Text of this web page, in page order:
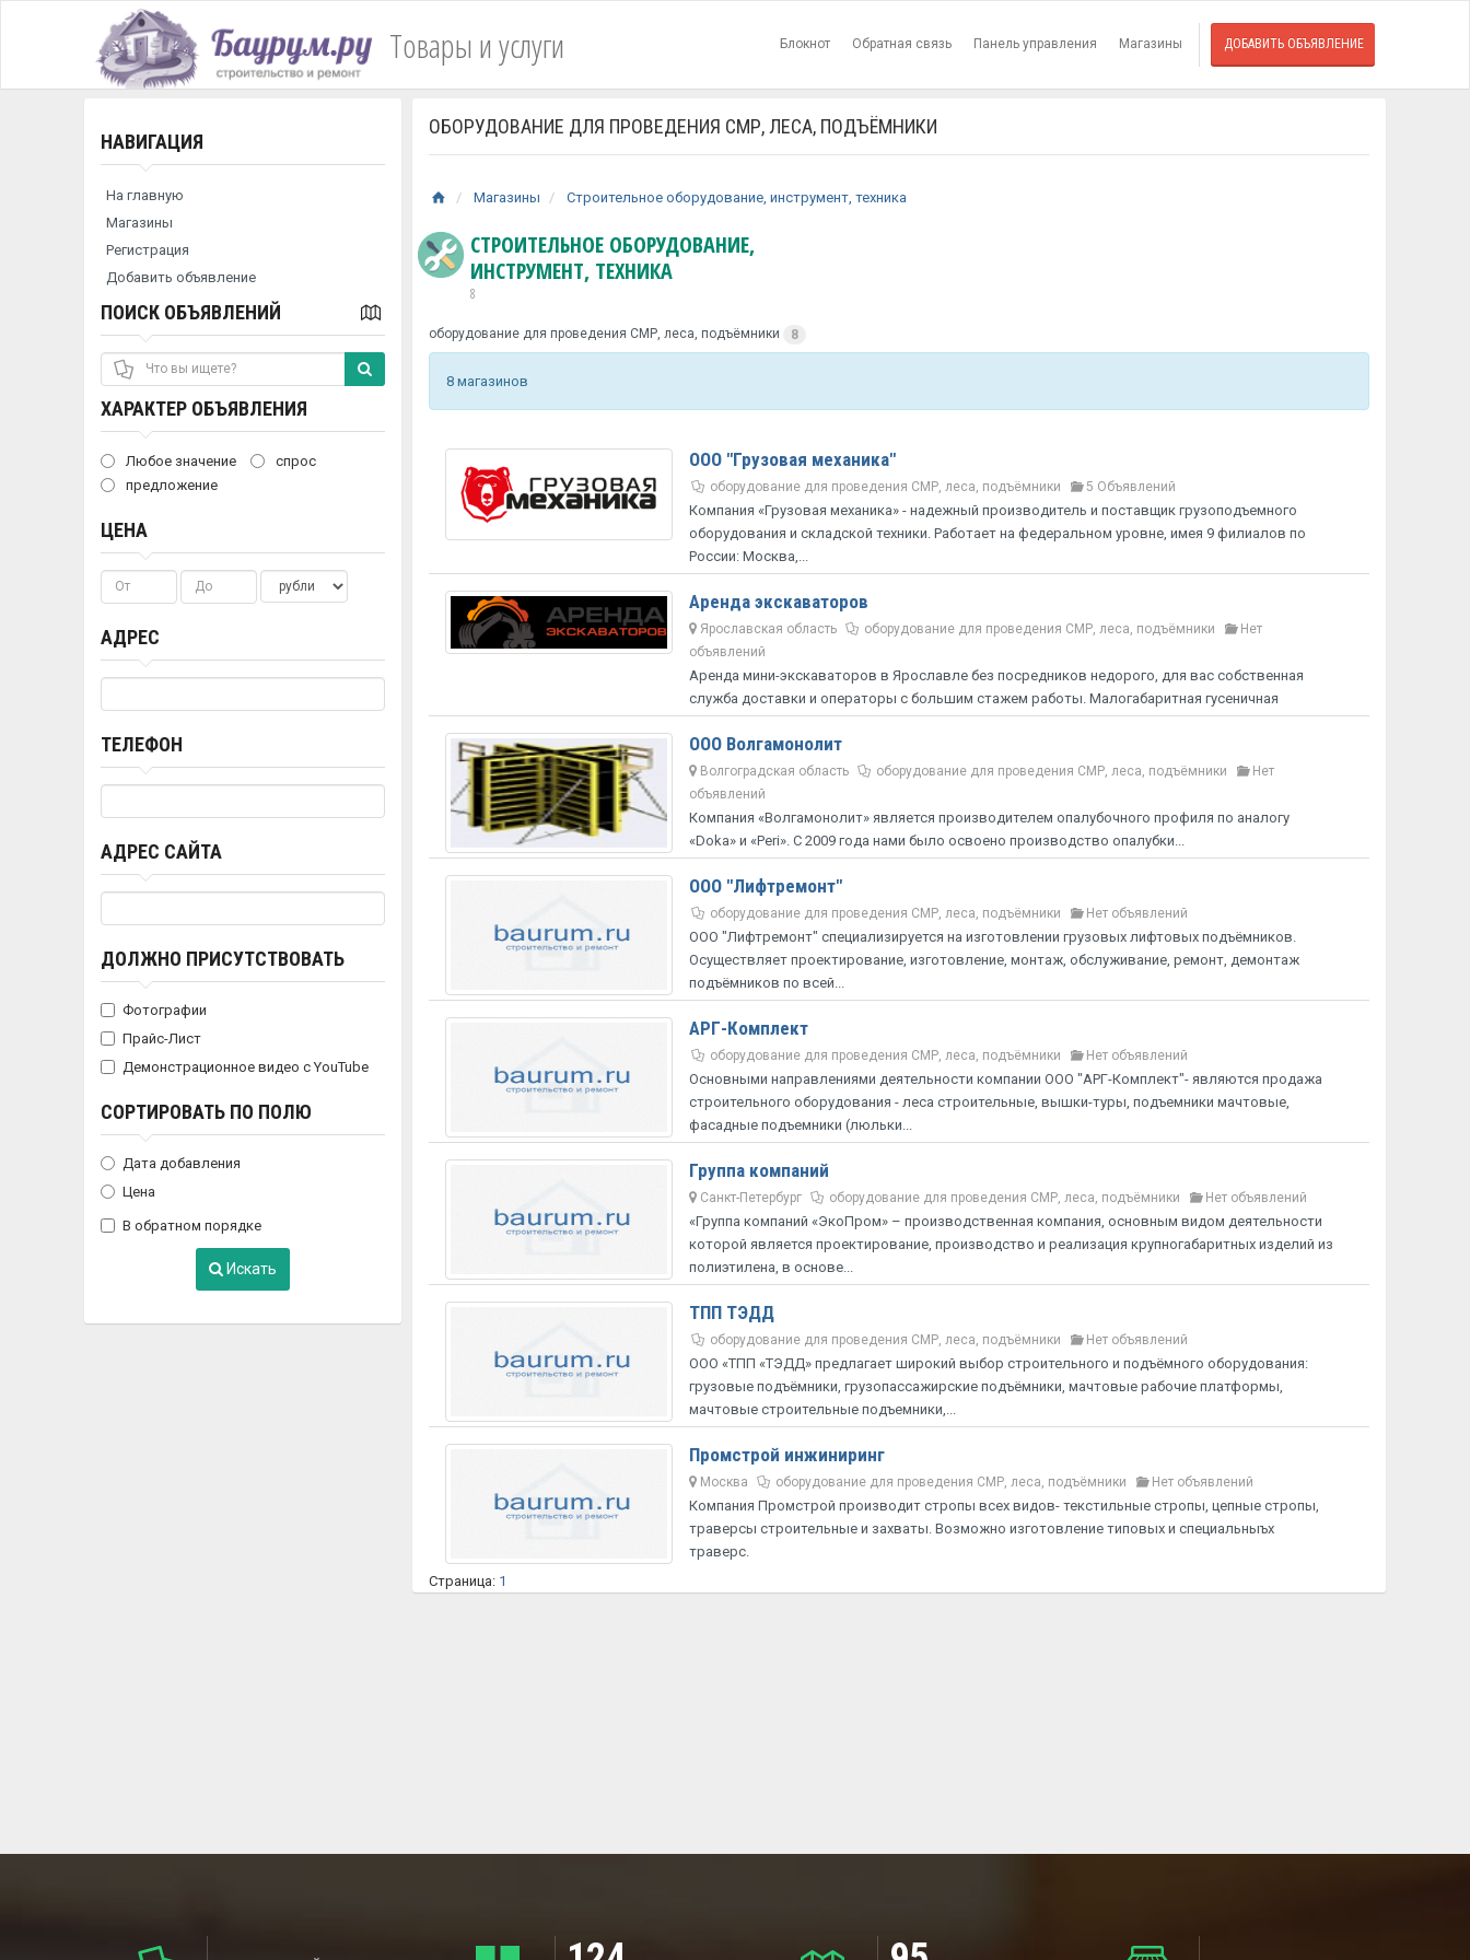
Товары и услуги Блокнот Обратная связь Панель управления Магазины ДОБАВИТЬ ОБЪЯВЛЕНИЕ
НАВИГАЦИЯ
На главную
Магазины
Регистрация
Добавить объявление
ПОИСК ОБЪЯВЛЕНИЙ
ХАРАКТЕР ОБЪЯВЛЕНИЯ
Любое значение
спрос
предложение
ЦЕНА
АДРЕС
ТЕЛЕФОН
АДРЕС САЙТА
ДОЛЖНО ПРИСУТСТВОВАТЬ
Фотографии
Прайс-Лист
Демонстрационное видео с YouTube
СОРТИРОВАТЬ ПО ПОЛЮ
Дата добавления
Цена
В обратном порядке
Искать
ОБОРУДОВАНИЕ ДЛЯ ПРОВЕДЕНИЯ СМР, ЛЕСА, ПОДЪЁМНИКИ
Магазины Строительное оборудование, инструмент, техника
СТРОИТЕЛЬНОЕ ОБОРУДОВАНИЕ,
ИНСТРУМЕНТ, ТЕХНИКА
8
оборудование для проведения СМР, леса, подъёмники 8
8 магазинов
ООО "Грузовая механика"
оборудование для проведения СМР, леса, подъёмники 5 Объявлений
Компания «Грузовая механика» - надежный производитель и поставщик грузоподъемного
оборудования и складской техники. Работает на федеральном уровне, имея 9 филиалов по
России: Москва,...
Аренда экскаваторов
Ярославская область оборудование для проведения СМР, леса, подъёмники
Нет
объявлений
Аренда мини-экскаваторов в Ярославле без посредников недорого, для вас собственная
служба доставки и операторы с большим стажем работы. Малогабаритная гусеничная
спецтехника пользуется все большей...
ООО Волгамонолит
Волгоградская область оборудование для проведения СМР, леса, подъёмники
Нет
объявлений
Компания «Волгамонолит» является производителем опалубочного профиля по аналогу
«Doka» и «Peri». С 2009 года нами было освоено производство опалубки...
ООО "Лифтремонт"
оборудование для проведения СМР, леса, подъёмники Нет объявлений
ООО "Лифтремонт" специализируется на изготовлении грузовых лифтовых подъёмников.
Осуществляет проектирование, изготовление, монтаж, обслуживание, ремонт, демонтаж
подъёмников по всей...
АРГ-Комплект
оборудование для проведения СМР, леса, подъёмники Нет объявлений
Основными направлениями деятельности компании ООО "АРГ-Комплект"- являются продажа
строительного оборудования - леса строительные, вышки-туры, подъемники мачтовые,
фасадные подъемники (люльки...
Группа компаний
Санкт-Петербург оборудование для проведения СМР, леса, подъёмники Нет объявлений
«Группа компаний «ЭкоПром» – производственная компания, основным видом деятельности
которой является проектирование, производство и реализация крупногабаритных изделий из
полиэтилена, в основе...
ТПП ТЭДД
оборудование для проведения СМР, леса, подъёмники Нет объявлений
ООО «ТПП «ТЭДД» предлагает широкий выбор строительного и подъёмного оборудования:
грузовые подъёмники, грузопассажирские подъёмники, мачтовые рабочие платформы,
мачтовые строительные подъемники,...
Промстрой инжиниринг
Москва оборудование для проведения СМР, леса, подъёмники Нет объявлений
Компания Промстрой производит стропы всех видов- текстильные стропы, цепные стропы,
траверсы строительные и захваты. Возможно изготовление типовых и специальныъх
траверс.
Страница: 1